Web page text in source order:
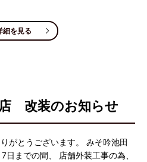
細を見る
改装のお知らせ
がとうございます。 みそ吟池田
までの間、 店舗外装工事の為、